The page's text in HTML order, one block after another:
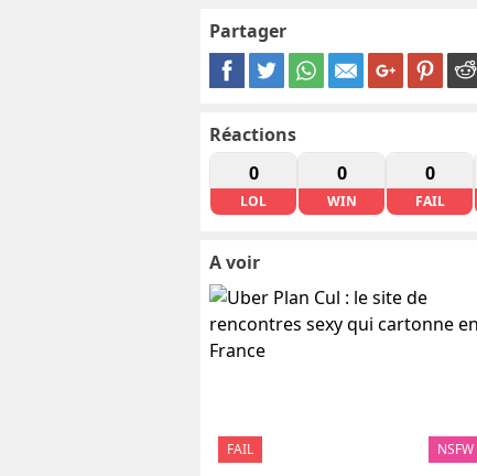
Partager
Réactions
0
LOL
0
WIN
0
FAIL
A voir
FAIL NSFW